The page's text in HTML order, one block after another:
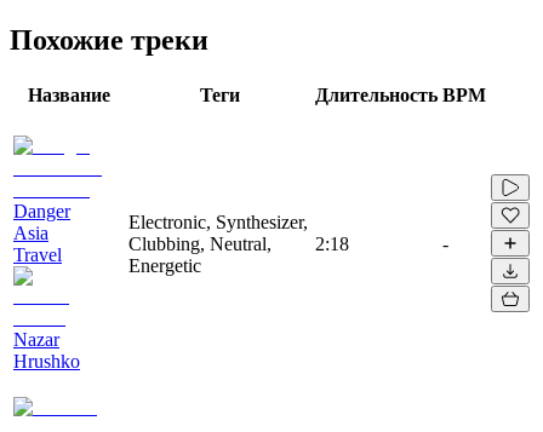
Похожие треки
Название Теги Длительность BPM
Danger
Asia
Travel
Nazar
Hrushko
Electronic, Synthesizer,
Clubbing, Neutral,
Energetic
2:18 -